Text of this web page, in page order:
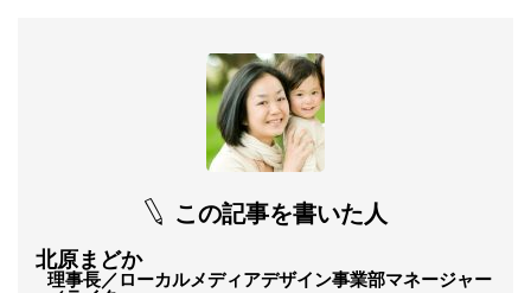
この記事を書いた人
北原まどか
理事長／ローカルメディアデザイン事業部マネージャー